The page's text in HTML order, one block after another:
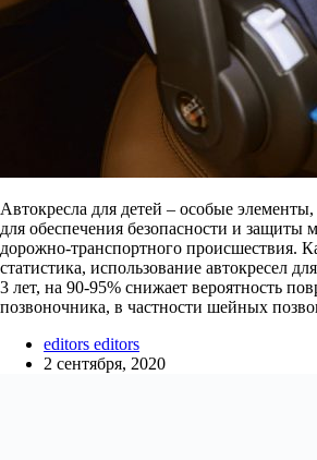
Автокресла для детей – особые
для обеспечения безопасности и защиты
дорожно-транспортного происшествия.
статистика, использование автокресел
3 лет, на 90-95% снижает вероятность
позвоночника, в частности шейных
editors editors
2 сентября, 2020